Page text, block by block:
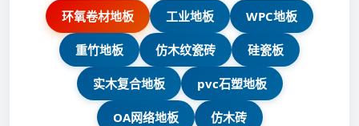
环氧卷材地板 工业地板 WPC地板
重竹地板 仿木纹瓷砖 硅瓷板
实木复合地板 pvc石塑地板
OA网络地板 仿木砖